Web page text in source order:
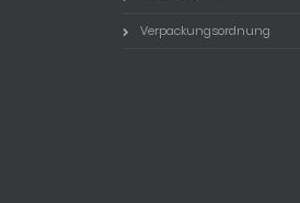
Verpackungsordnung